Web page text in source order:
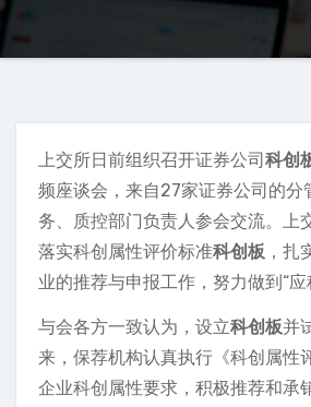
上交所日前组织召开证券公司科创
频座谈会，来自27家证券公司的分
务、质控部门负责人参会交流。上
落实科创属性评价标准科创板 ，扎
业的推荐与申报工作，努力做到“应
与会各方一致认为，设立科创板并
来，保荐机构认真执行《科创属性
企业科创属性要求，积极推荐和承